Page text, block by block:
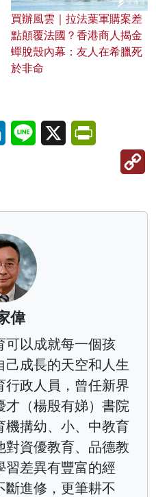
買辦風雲｜拉法葉軍購案差
點顛覆法國？香港商人揭金
蟬脫殼內幕：友人在希臘死
於非命
LinkedInLine X
偉
可以成就每一個孩
成長的天空和人生
行政人員，曾任新界
才（楊殷有娣）書院
機搆幼、小、中教育
對資優教育、品德教
習差異有豐富的經
斷進修，更筆耕不